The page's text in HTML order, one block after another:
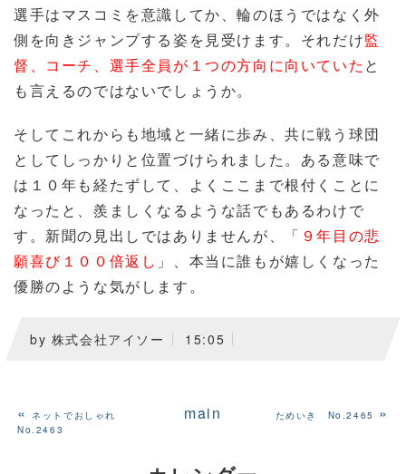
選手はマスコミを意識してか、輪のほうではなく外
側を向きジャンプする姿を見受けます。それだけ監
督、コーチ、選手全員が１つの方向に向いていた と
も言えるのではないでしょうか。
そしてこれからも地域と一緒に歩み、共に戦う球団
としてしっかりと位置づけられました。ある意味で
は１０年も経たずして、よくここまで根付くことに
なったと、羨ましくなるような話でもあるわけで
す。新聞の見出しではありませんが、「 ９年目の悲
願喜び１００倍返し 」、本当に誰もが嬉しくなった
優勝のような気がします。
by 株式会社アイソー 15:05
«ネットでおしゃれ
No.2463
main ためいき No.2465 »